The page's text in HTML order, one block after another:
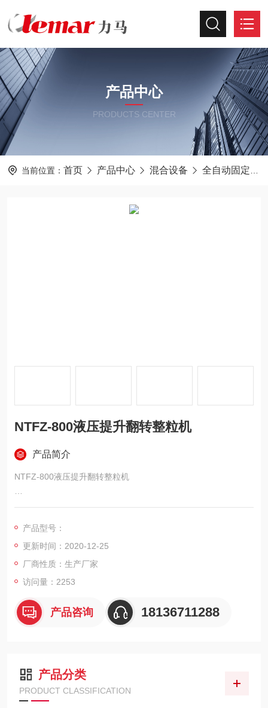
产品中心
PRODUCTS CENTER
当前位置： 首页 产品中心 混合设备 全自动固定提升加料机
NTFZ-800液压提升翻转整粒机
产品简介
NTFZ-800液压提升翻转整粒机
一、基本技术参数
NTFZ-800液压提升翻转整粒机
型号规格 NTFZ-800
产品型号：
更新时间：2020-12-25
厂商性质：生产厂家
访问量：2253
产品咨询 18136711288
产品分类
PRODUCT CLASSIFICATION